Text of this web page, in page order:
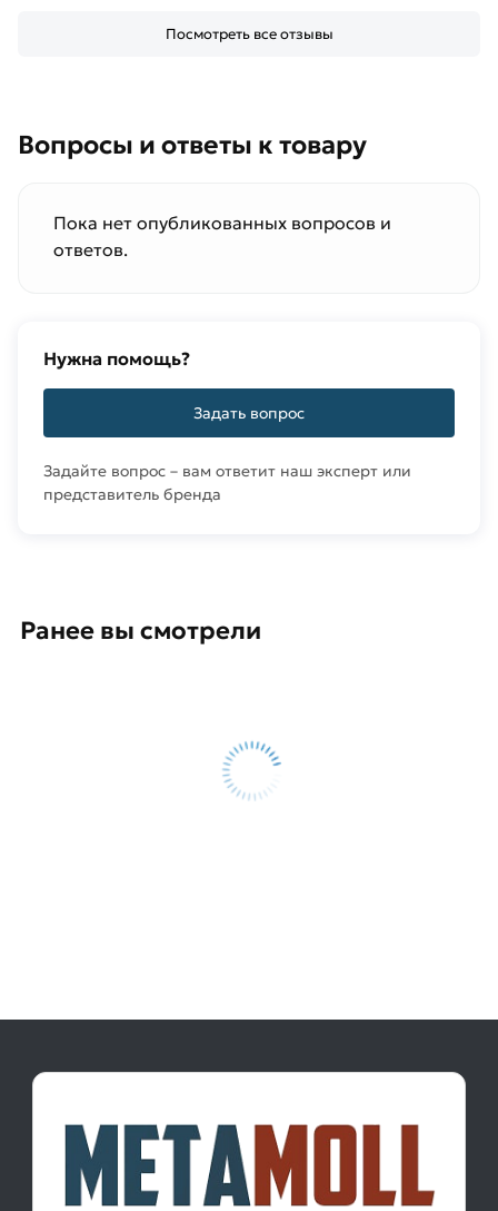
Посмотреть все отзывы
Вопросы и ответы к товару
Пока нет опубликованных вопросов и
ответов.
Нужна помощь?
Задать вопрос
Задайте вопрос – вам ответит наш эксперт или
представитель бренда
Ранее вы смотрели